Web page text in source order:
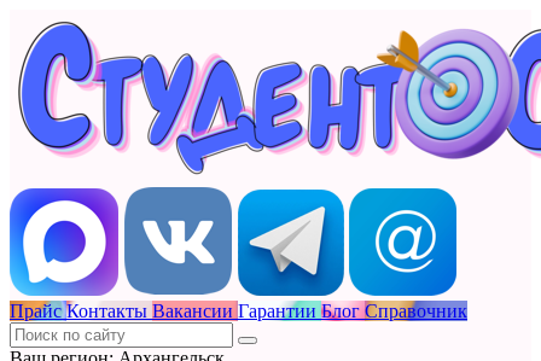
Прайс Контакты Вакансии Гарантии Блог Справочник